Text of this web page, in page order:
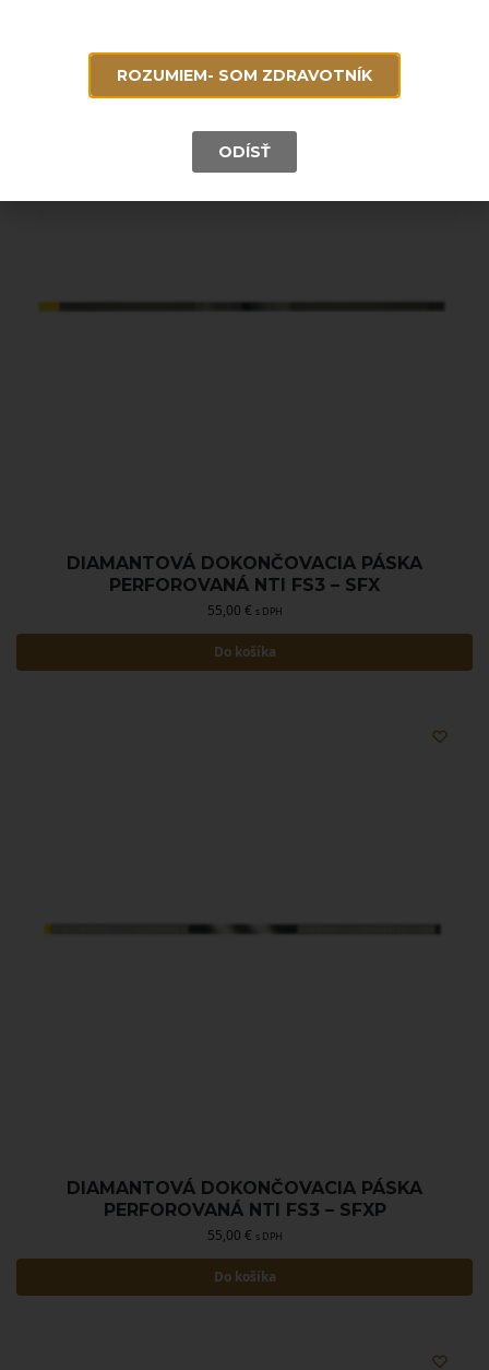
DIAMANTOVÁ DOKONČOVACIA PÁSKA
PERFOROVANÁ NTI FS3 – SFX
55,00 € s DPH
Do košíka
DIAMANTOVÁ DOKONČOVACIA PÁSKA
PERFOROVANÁ NTI FS3 – SFXP
55,00 € s DPH
Do košíka
ROZUMIEM- SOM ZDRAVOTNÍK
ODÍSŤ